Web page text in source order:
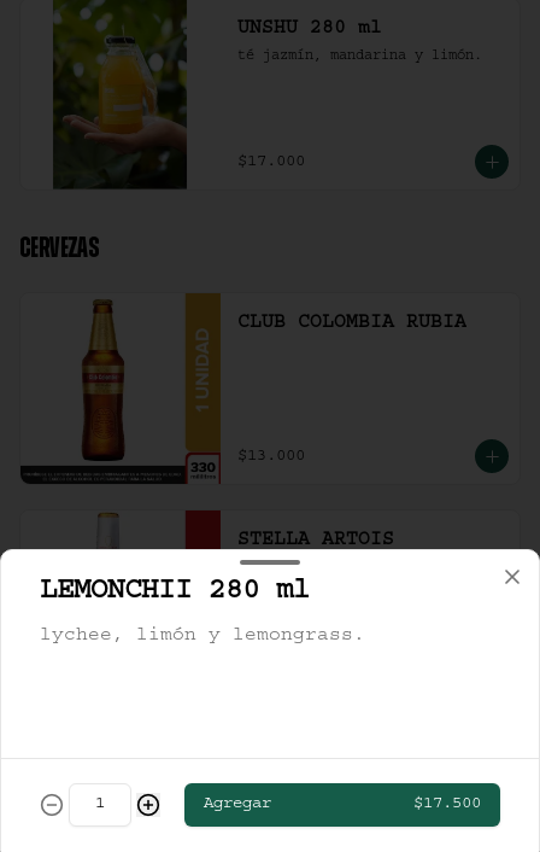
UNSHU 280 ml
té jazmín, mandarina y limón.
$17.000
CERVEZAS
CLUB COLOMBIA RUBIA
$13.000
STELLA ARTOIS
TSINGTAO
LEMONCHII 280 ml
lychee, limón y lemongrass.
Agregar $17.500